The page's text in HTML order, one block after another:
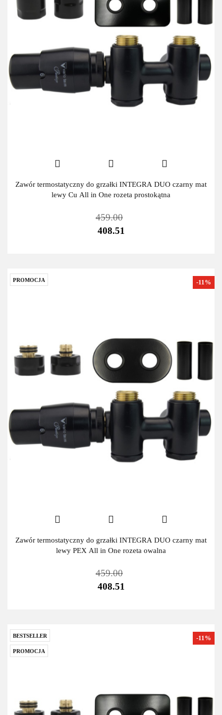
Zawór termostatyczny do grzałki INTEGRA DUO czarny mat
lewy Cu All in One rozeta prostokątna
459.00
408.51
PROMOCJA
Zawór termostatyczny do grzałki INTEGRA DUO czarny mat
lewy PEX All in One rozeta owalna
459.00
-11%
408.51
BESTSELLER
PROMOCJA
-11%